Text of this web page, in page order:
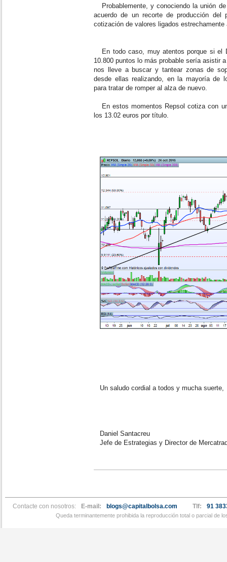
Probablemente, y conociendo la unión
acuerdo de un recorte de producción del
cotización de valores ligados
En todo caso, muy atentos porque si el
10.800 puntos lo más probable sería asistir
nos lleve a buscar y tantear zonas de
desde ellas realizando, en la mayoría de
para tratar de romper al alza de nuevo.
En estos momentos Repsol cotiza con
los 13.02 euros por título.
Un saludo cordial a todos y mucha suerte,
Daniel Santacreu
Jefe de Estrategias y Director de
Contacte con nosotros: E-mail: blogs@capitalbolsa.com Tlf: 91
Queda terminantemente prohibida la reproducción total o parcial de